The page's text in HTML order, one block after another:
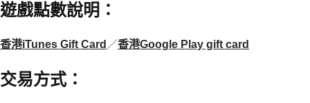
遊戲點數說明 ：
香港iTunes Gift Card ／香港Google Play gift card
交易方式：